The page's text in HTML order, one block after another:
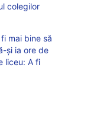
colegilor
mai bine să
și ia ore de
liceu: A fi